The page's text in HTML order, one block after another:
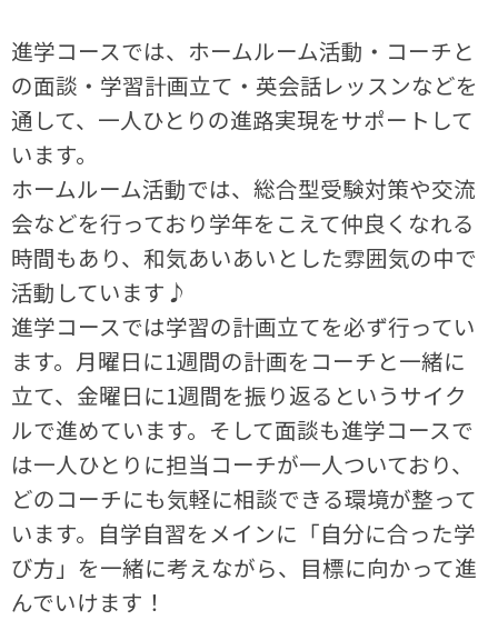
進学コースでは、ホームルーム活動・コーチと
の面談・学習計画立て・英会話レッスンなどを
通して、一人ひとりの進路実現をサポートして
います。
ホームルーム活動では、総合型受験対策や交流
会などを行っており学年をこえて仲良くなれる
時間もあり、和気あいあいとした雰囲気の中で
活動しています♪
進学コースでは学習の計画立てを必ず行ってい
ます。月曜日に1週間の計画をコーチと一緒に
立て、金曜日に1週間を振り返るというサイク
ルで進めています。そして面談も進学コースで
は一人ひとりに担当コーチが一人ついており、
どのコーチにも気軽に相談できる環境が整って
います。自学自習をメインに「自分に合った学
び方」を一緒に考えながら、目標に向かって進
んでいけます！